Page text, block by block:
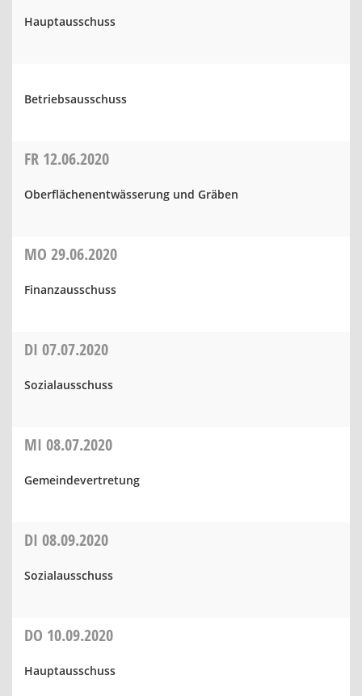
Hauptausschuss
Betriebsausschuss
FR 12.06.2020
Oberflächenentwässerung und Gräben
MO 29.06.2020
Finanzausschuss
DI 07.07.2020
Sozialausschuss
MI 08.07.2020
Gemeindevertretung
DI 08.09.2020
Sozialausschuss
DO 10.09.2020
Hauptausschuss